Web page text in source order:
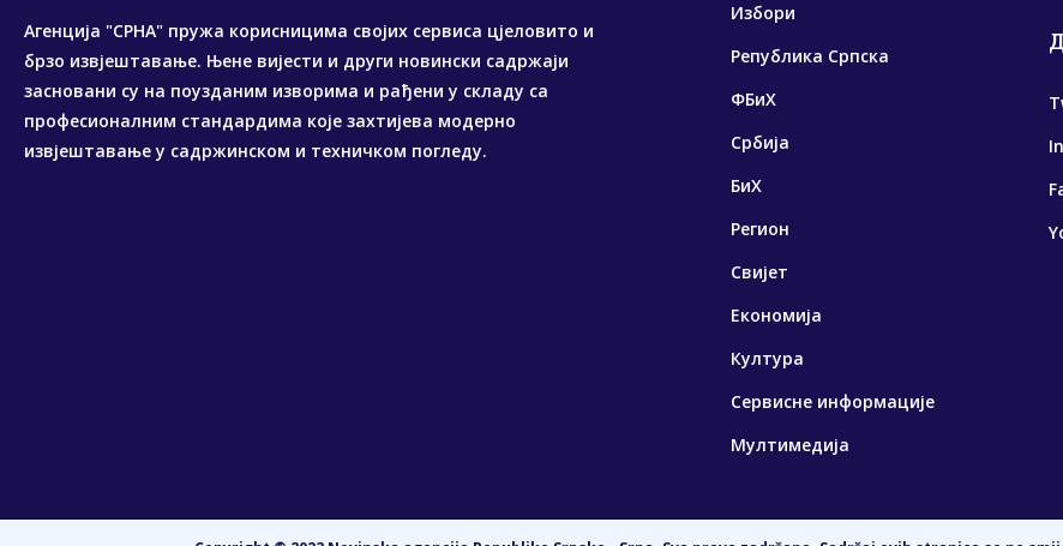
Агенција "СРНА" пружа корисницима својих сервиса цјеловито и
брзо извјештавање. Њене вијести и други новински садржаји
засновани су на поузданим изворима и рађени у складу са
професионалним стандардима које захтијева модерно
извјештавање у садржинском и техничком погледу.
Избори
Република Српска
ФБиХ
Србија
БиХ
Регион
Свијет
Економија
Култура
Сервисне информације
Мултимедија